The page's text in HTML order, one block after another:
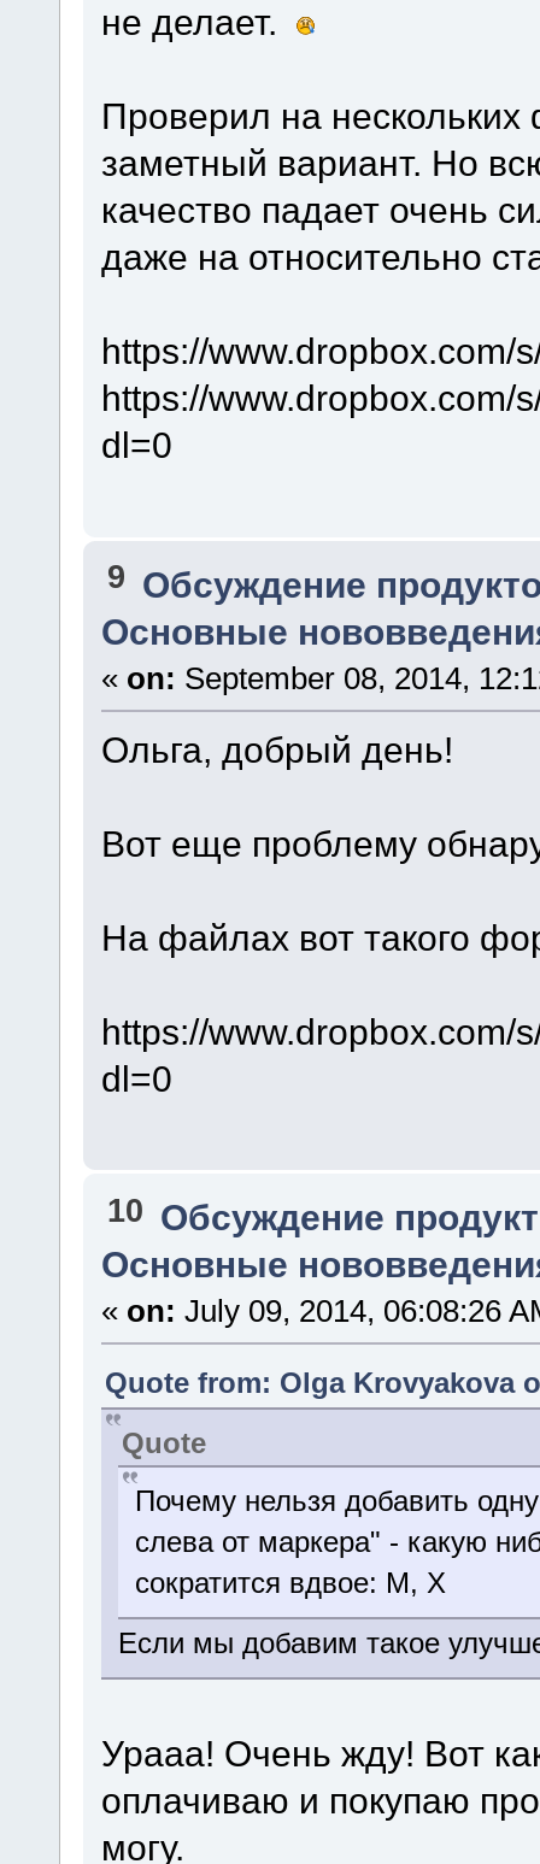
не делает.
Проверил на
заметный вариант. Но
качество падает очень
даже на относительно
https://www.dropbox.com/
https://www.dropbox.com/
dl=0
9 Обсуждение
Основные
« on: September 08, 2014,
Ольга, добрый день!
Вот еще проблему
На файлах вот такого
https://www.dropbox.com/
dl=0
10 Обсуждение
Основные
« on: July 09, 2014, 06:08:26
Quote from: Olga Krovyakova
Quote
Почему нельзя добавить
слева от маркера" - какую
сократится вдвое: M, X
Если мы добавим такое
Урааа! Очень жду! Вот
оплачиваю и покупаю
могу.